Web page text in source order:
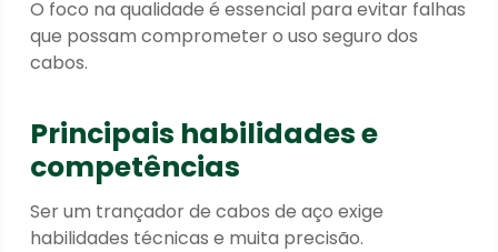
O foco na qualidade é essencial para evitar falhas
que possam comprometer o uso seguro dos
cabos.
Principais habilidades e
competências
Ser um trançador de cabos de aço exige
habilidades técnicas e muita precisão.